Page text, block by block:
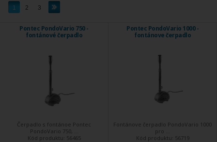
1 2 3
Pontec PondoVario 750 -
fontánové čerpadlo
Čerpadlo s fontánoe Pontec
PondoVario 750, ...
Kód produktu: 56465
Pontec PondoVario 1000 -
fontánove čerpadlo
Fontánove čerpadlo PondoVario 1000
pro ...
Kód produktu: 56719